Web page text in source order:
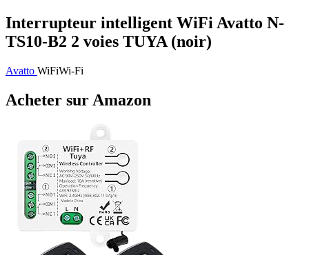
Interrupteur intelligent WiFi Avatto N-
TS10-B2 2 voies TUYA (noir)
Avatto WiFiWi-Fi
Acheter sur Amazon